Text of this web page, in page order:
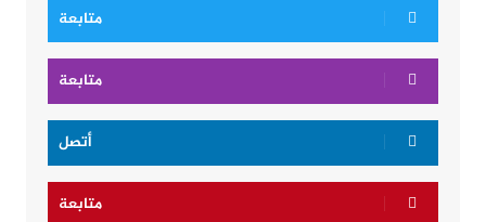
متابعة
متابعة
أتصل
متابعة